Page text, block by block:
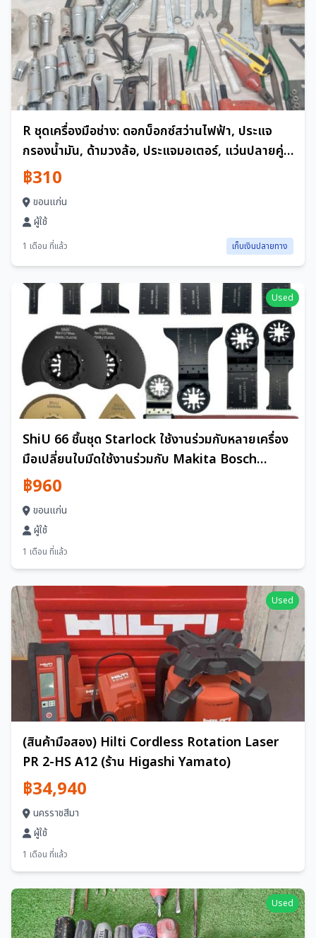
R ชุดเครื่องมือช่าง: ดอกบ็อกซ์สว่านไฟฟ้า, ประแจ
กรองน้ำมัน, ด้ามวงล้อ, ประแจมอเตอร์, แว่นปลายคู่
ฯลฯ
฿310
ขอนแก่น
ผู้ใช้
1 เดือน ที่แล้ว เก็บเงินปลายทาง
Used
ShiU 66 ชิ้นชุด Starlock ใช้งานร่วมกับหลายเครื่อง
มือเปลี่ยนใบมีดใช้งานร่วมกับ Makita Bosch
Haikoki Hitachi Hikoki Black Decker tm52dz
฿960
ขอนแก่น
ผู้ใช้
1 เดือน ที่แล้ว
Used
(สินค้ามือสอง) Hilti Cordless Rotation Laser
PR 2-HS A12 (ร้าน Higashi Yamato)
฿34,940
นครราชสีมา
ผู้ใช้
1 เดือน ที่แล้ว
Used